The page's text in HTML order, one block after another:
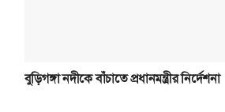
বুড়িগঙ্গা নদীকে বাঁচাতে প্রধানমন্ত্রীর নির্দেশনা